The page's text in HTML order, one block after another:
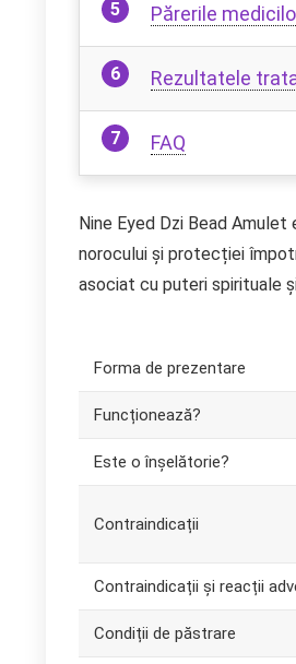
Părerile
Rezultatele
FAQ
Nine Eyed Dzi Bead
norocului și protecției
asociat cu puteri spirituale
Forma de prezentare
Funcționează?
Este o înșelătorie?
Contraindicații
Contraindicații și reacții
Condiții de păstrare